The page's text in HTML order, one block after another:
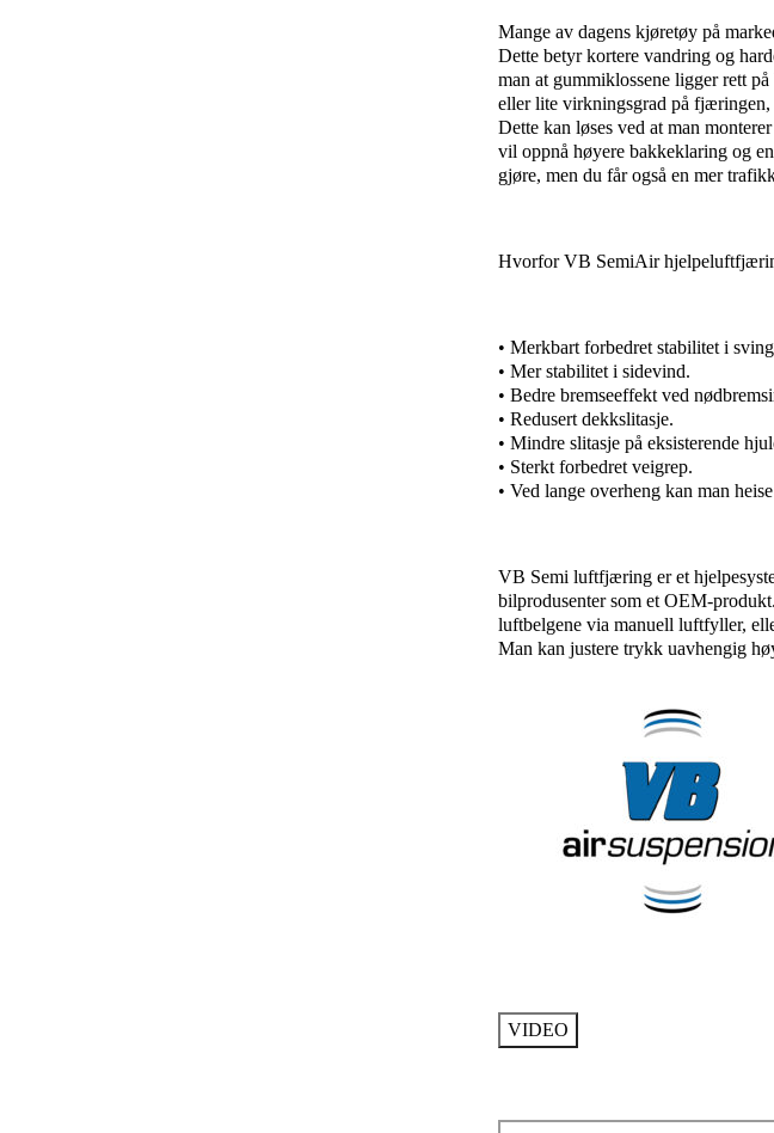
Mange av dagens kjøretøy på
Dette betyr kortere vandring og
man at gummiklossene ligger rett
eller lite virkningsgrad på
Dette kan løses ved at man
vil oppnå høyere bakkeklaring og
gjøre, men du får også en mer
Hvorfor VB SemiAir
• Merkbart forbedret stabilitet i
• Mer stabilitet i sidevind.
• Bedre bremseeffekt ved
• Redusert dekkslitasje.
• Mindre slitasje på eksisterende
• Sterkt forbedret veigrep.
• Ved lange overheng kan man
VB Semi luftfjæring er et
bilprodusenter som et OEM-
luftbelgene via manuell luftfyller,
Man kan justere trykk uavhengig
VIDEO